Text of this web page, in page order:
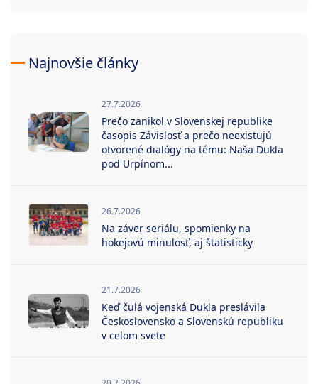
Najnovšie články
27.7.2026
Prečo zanikol v Slovenskej republike
časopis Závislosť a prečo neexistujú
otvorené dialógy na tému: Naša Dukla
pod Urpínom...
26.7.2026
Na záver seriálu, spomienky na
hokejovú minulosť, aj štatisticky
21.7.2026
Keď čulá vojenská Dukla preslávila
Československo a Slovenskú republiku
v celom svete